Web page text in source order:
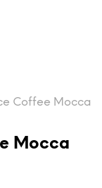
Coffee Mocca
Mocca